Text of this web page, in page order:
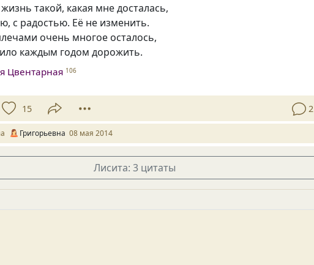
такой, какая мне досталась,
с радостью. Её не изменить.
очень многое осталось,
каждым годом дорожить.
Цвентарная 106
15 2
Григорьевна 08 мая 2014
Лисита: 3 цитаты